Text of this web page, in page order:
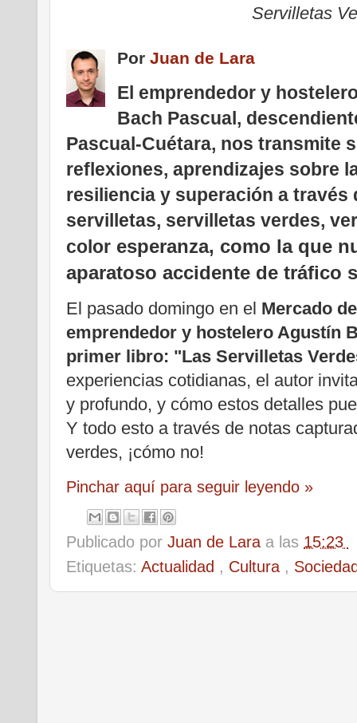
Servilletas
Por Juan de Lara
El emprendedor y
Bach Pascual,
Pascual-Cuétara, nos transmite
reflexiones, aprendizajes sobre
resiliencia y superación a través
servilletas, servilletas verdes,
color esperanza, como la que
aparatoso accidente de tráfico
El pasado domingo en el Mercado
emprendedor y hostelero Agustín
primer libro: "Las Servilletas
experiencias cotidianas, el autor
y profundo, y cómo estos detalles
Y todo esto a través de notas
verdes, ¡cómo no!
Pinchar aquí para seguir leyendo »
Publicado por Juan de Lara a las 15:23
Etiquetas: Actualidad , Cultura ,